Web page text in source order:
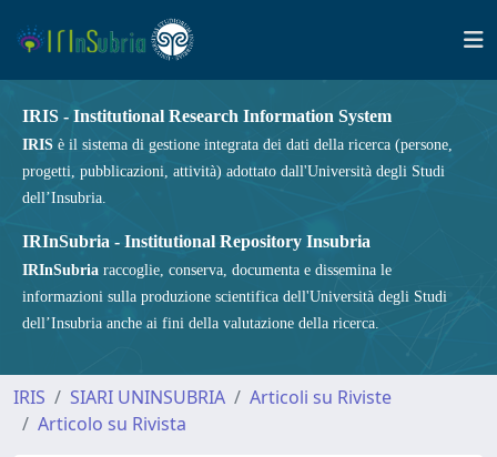
IRIS - Institutional Research Information System
IRIS è il sistema di gestione integrata dei dati della ricerca (persone,
progetti, pubblicazioni, attività) adottato dall'Università degli Studi
dell’Insubria.
IRInSubria - Institutional Repository Insubria
IRInSubria raccoglie, conserva, documenta e dissemina le
informazioni sulla produzione scientifica dell'Università degli Studi
dell’Insubria anche ai fini della valutazione della ricerca.
IRIS SIARI UNINSUBRIA
Articoli su Riviste
Articolo su Rivista